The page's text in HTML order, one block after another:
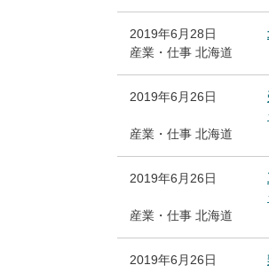
2019年6月28日
産業・仕事 北海道
2019年6月26日
産業・仕事 北海道
2019年6月26日
産業・仕事 北海道
2019年6月26日